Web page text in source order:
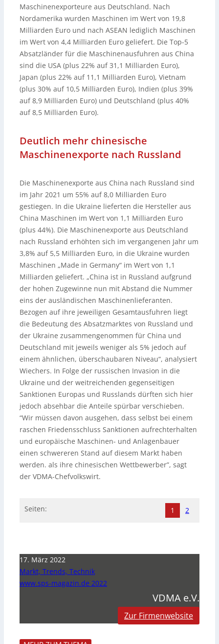
Maschinenexporteure aus Deutschland. Nach
Nordamerika wurden Maschinen im Wert von 19,8
Milliarden Euro und nach ASEAN lediglich Maschinen
im Wert von 4,4 Milliarden Euro geliefert. Die Top-5
Absatzländer für die Maschinenausfuhren aus China
sind die USA (plus 22% auf 31,1 Milliarden Euro),
Japan (plus 22% auf 11,1 Milliarden Euro), Vietnam
(plus 30% auf 10,5 Milliarden Euro), Indien (plus 39%
auf 8,9 Milliarden Euro) und Deutschland (plus 40%
auf 8,5 Milliarden Euro).
Deutlich mehr chinesische
Maschinenexporte nach Russland
Die Maschinenexporte aus China nach Russland sind
im Jahr 2021 um 55% auf 8,0 Milliarden Euro
gestiegen. In die Ukraine lieferten die Hersteller aus
China Maschinen im Wert von 1,1 Milliarden Euro
(plus 44%). Die Maschinenexporte aus Deutschland
nach Russland erhöhten sich im vergangenen Jahr um
3,8% auf 5,5 Milliarden Euro, in die Ukraine wurden
Maschinen „Made in Germany“ im Wert von 1,1
Milliarden geliefert. „China ist in Russland aufgrund
der hohen Zugewinne nun mit Abstand die Nummer
eins der ausländischen Maschinenlieferanten.
Bezogen auf ihre jeweiligen Gesamtausfuhren liegt
die Bedeutung des Absatzmarktes von Russland und
der Ukraine zusammengenommen für China und
Deutschland mit jeweils weniger als 5% jedoch auf
einem ähnlichen, überschaubaren Niveau“, analysiert
Wiechers. In Folge der russischen Invasion in die
Ukraine und der weitreichenden gegenseitigen
Sanktionen Europas und Russlands dürften sich hier
jedoch absehbar die Anteile spürbar verschieben.
“Wir müssen davon ausgehen, dass selbst bei einem
raschen Friedensschluss Sanktionen aufrechterhalten
und europäische Maschinen- und Anlagenbauer
einen schwereren Stand auf diesem Markt haben
werden. als ihre chinesischen Wettbewerber”, sagt
der VDMA-Chefvolkswirt.
Seiten: 1 2
17. März 2022
Markt, Trends, Technik
www.sps-magazin.de 2022
VDMA e.V.
Zur Firmenwebsite